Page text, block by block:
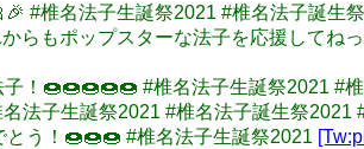
#椎名法子生誕祭2021 #椎名法子誕生
らもポップスターな法子を応援して
！🍩🍩🍩🍩🍩 #椎名法子生誕祭2021 #
法子生誕祭2021 #椎名法子誕生祭2021
う！🍩🍩🍩 #椎名法子生誕祭2021